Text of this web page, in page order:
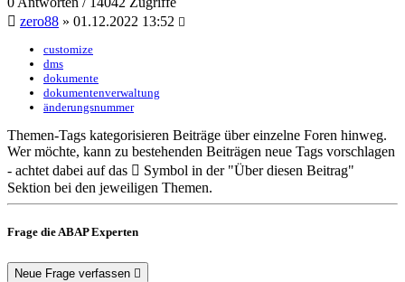
zero88 » 01.12.2022 13:52
customize
dms
dokumente
dokumentenverwaltung
änderungsnummer
Themen-Tags kategorisieren Beiträge über einzelne Foren hinweg.
Wer möchte, kann zu bestehenden Beiträgen neue Tags vorschlagen
- achtet dabei auf das
Symbol in der "Über diesen Beitrag"
Sektion bei den jeweiligen Themen.
Frage die ABAP Experten
Neue Frage verfassen